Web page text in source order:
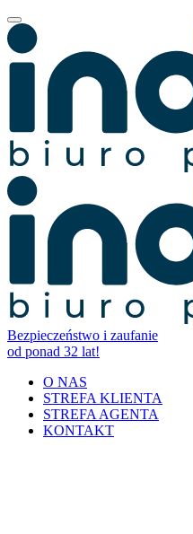
Bezpieczeństwo i zaufanie
od ponad 32 lat!
O NAS
STREFA KLIENTA
STREFA AGENTA
KONTAKT